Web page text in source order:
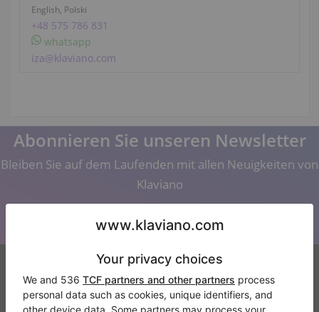
English, Polski
+48 575 786 831
whatsapp
iza@klaviano.com
Abonnieren Sie unseren Newsletter
Bleiben Sie auf dem Laufenden mit allen Neuigkeiten von
Klaviano
Klaviano